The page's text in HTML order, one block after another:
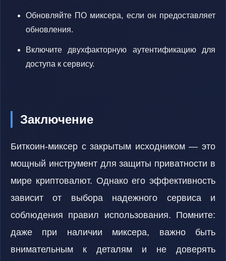
Обновляйте ПО миксера, если он предоставляет
обновления.
Включите двухфакторную аутентификацию для
доступа к сервису.
Заключение
Биткоин-миксер с закрытым исходником — это
мощный инструмент для защиты приватности в
мире криптовалют. Однако его эффективность
зависит от выбора надежного сервиса и
соблюдения правил использования. Помните:
даже при наличии миксера, важно быть
внимательным к деталям и не доверять